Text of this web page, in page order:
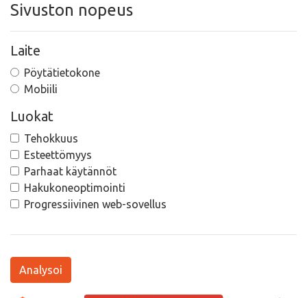
Sivuston nopeus
Laite
Pöytätietokone
Mobiili
Luokat
Tehokkuus
Esteettömyys
Parhaat käytännöt
Hakukoneoptimointi
Progressiivinen web-sovellus
Analysoi